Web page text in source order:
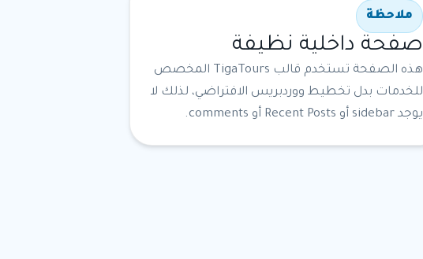
ملاحظة
صفحة داخلية نظيفة
هذه الصفحة تستخدم قالب TigaTours المخصص
للخدمات بدل تخطيط ووردبريس الافتراضي، لذلك لا
يوجد sidebar أو Recent Posts أو comments.